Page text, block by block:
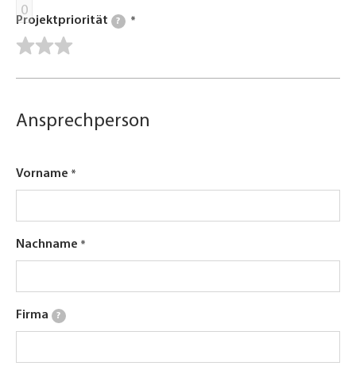
0
Projektpriorität ?
Ansprechperson
Vorname
Nachname
Firma ?